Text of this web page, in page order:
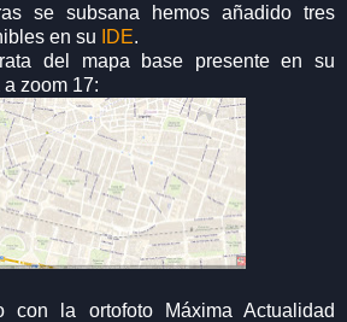
se subsana hemos añadido tres
en su
IDE.
del mapa base presente en su
zoom 17:
con la ortofoto Máxima Actualidad